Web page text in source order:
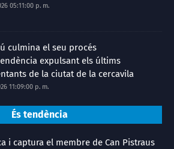
05:11:00 p. m.
culmina el seu procés
expulsant els últims
de la ciutat de la cercavila
11:09:00 p. m.
És tendència
i captura el membre de Can Pistraus